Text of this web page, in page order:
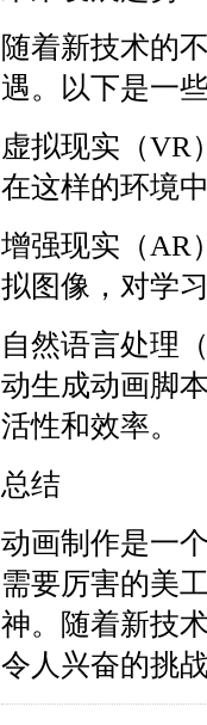
随着新技术的
遇。以下是一
虚拟现实（VR
在这样的环境
增强现实（AR
拟图像，对学
自然语言处理
动生成动画脚
活性和效率。
总结
动画制作是一
需要厉害的美
神。随着新技
令人兴奋的挑